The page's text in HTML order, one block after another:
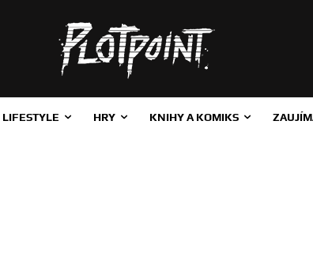
LIFESTYLE HRY KNIHY A KOMIKS